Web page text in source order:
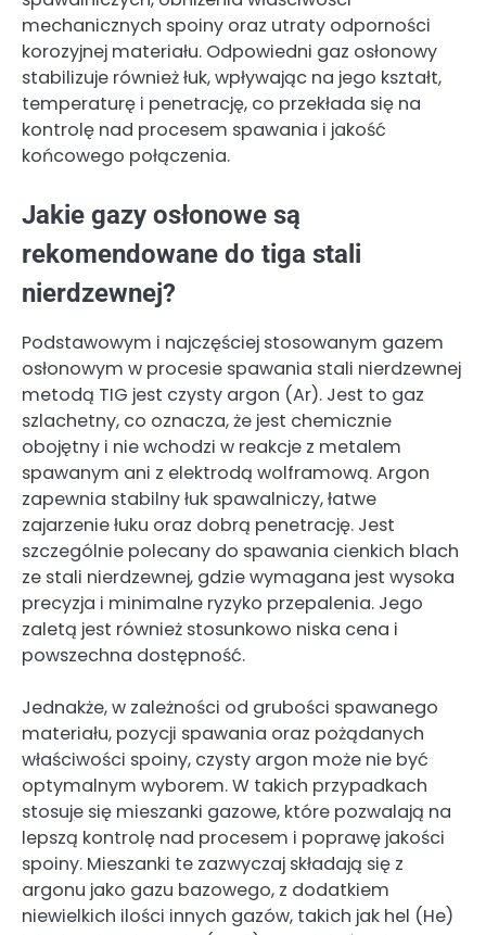
mechanicznych spoiny oraz utraty odporności
korozyjnej materiału. Odpowiedni gaz osłonowy
stabilizuje również łuk, wpływając na jego kształt,
temperaturę i penetrację, co przekłada się na
kontrolę nad procesem spawania i jakość
końcowego połączenia.
Jakie gazy osłonowe są
rekomendowane do tiga stali
nierdzewnej?
Podstawowym i najczęściej stosowanym gazem
osłonowym w procesie spawania stali nierdzewnej
metodą TIG jest czysty argon (Ar). Jest to gaz
szlachetny, co oznacza, że jest chemicznie
obojętny i nie wchodzi w reakcje z metalem
spawanym ani z elektrodą wolframową. Argon
zapewnia stabilny łuk spawalniczy, łatwe
zajarzenie łuku oraz dobrą penetrację. Jest
szczególnie polecany do spawania cienkich blach
ze stali nierdzewnej, gdzie wymagana jest wysoka
precyzja i minimalne ryzyko przepalenia. Jego
zaletą jest również stosunkowo niska cena i
powszechna dostępność.
Jednakże, w zależności od grubości spawanego
materiału, pozycji spawania oraz pożądanych
właściwości spoiny, czysty argon może nie być
optymalnym wyborem. W takich przypadkach
stosuje się mieszanki gazowe, które pozwalają na
lepszą kontrolę nad procesem i poprawę jakości
spoiny. Mieszanki te zazwyczaj składają się z
argonu jako gazu bazowego, z dodatkiem
niewielkich ilości innych gazów, takich jak hel (He)